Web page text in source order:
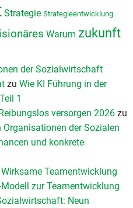
Strategie Strategieentwicklung
Warum zukunft
der Sozialwirtschaft
zu Wie KI Führung in der
1
versorgen 2026 zu
der Sozialen
und konkrete
Teamentwicklung
Modell zur Teamentwicklung
Neun